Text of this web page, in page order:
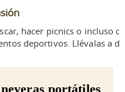
hacer picnics o incluso
deportivos. Llévalas a
portátiles